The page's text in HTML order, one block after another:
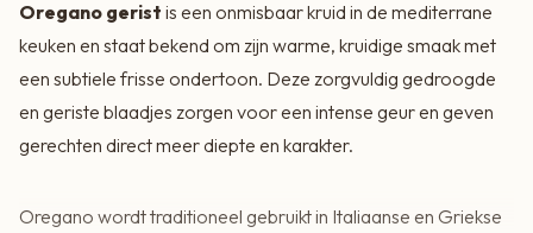
Oregano gerist is een onmisbaar kruid in de mediterrane
keuken en staat bekend om zijn warme, kruidige smaak met
een subtiele frisse ondertoon. Deze zorgvuldig gedroogde
en geriste blaadjes zorgen voor een intense geur en geven
gerechten direct meer diepte en karakter.
Oregano wordt traditioneel gebruikt in Italiaanse en Griekse